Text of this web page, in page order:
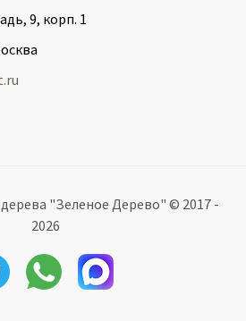
9, корп. 1
"Зеленое Дерево" © 2017 -
2026